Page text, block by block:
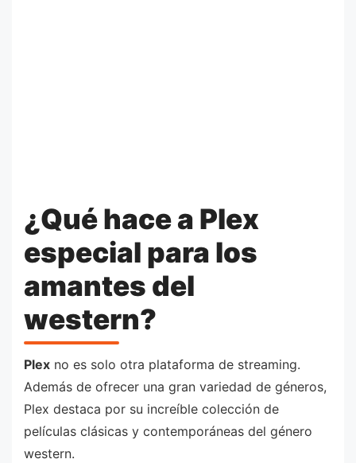
¿Qué hace a Plex
especial para los
amantes del
western?
Plex no es solo otra plataforma de streaming.
Además de ofrecer una gran variedad de géneros,
Plex destaca por su increíble colección de
películas clásicas y contemporáneas del género
western.